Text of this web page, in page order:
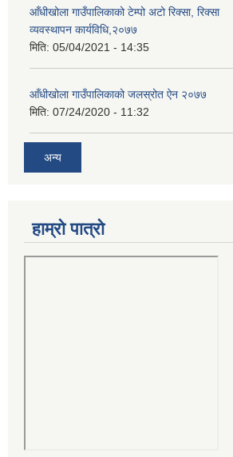
आँधीखोला गाउँपालिकाको टेम्पो अटो रिक्सा, रिक्सा
व्यवस्थापन कार्यविधि,२०७७
मिति: 05/04/2021 - 14:35
आँधीखोला गाउँपालिकाको जलस्रोत ऐन २०७७
मिति: 07/24/2020 - 11:32
अन्य
हाम्रो पात्रो